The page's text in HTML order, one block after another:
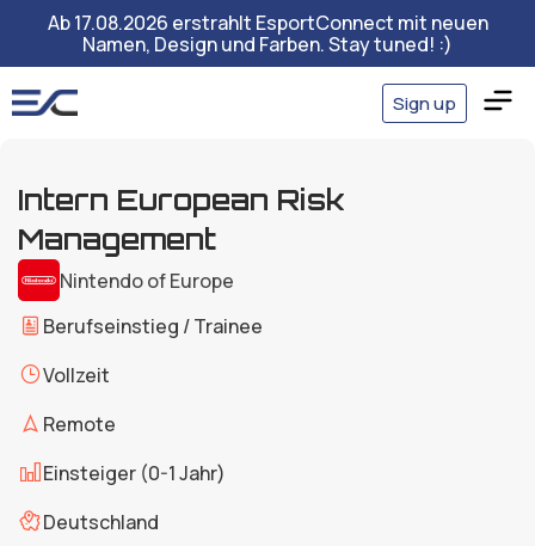
Ab 17.08.2026 erstrahlt EsportConnect mit neuen
Namen, Design und Farben. Stay tuned! :)
Sign up
Intern European Risk
Management
Nintendo of Europe
Berufseinstieg / Trainee
Vollzeit
Remote
Einsteiger (0-1 Jahr)
Deutschland